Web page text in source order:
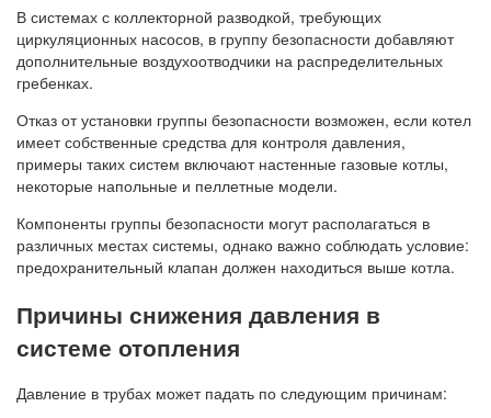
В системах с коллекторной разводкой, требующих
циркуляционных насосов, в группу безопасности добавляют
дополнительные воздухоотводчики на распределительных
гребенках.
Отказ от установки группы безопасности возможен, если котел
имеет собственные средства для контроля давления,
примеры таких систем включают настенные газовые котлы,
некоторые напольные и пеллетные модели.
Компоненты группы безопасности могут располагаться в
различных местах системы, однако важно соблюдать условие:
предохранительный клапан должен находиться выше котла.
Причины снижения давления в
системе отопления
Давление в трубах может падать по следующим причинам: